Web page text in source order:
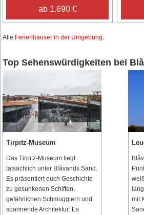
ab 1.690 €
Alle Ferienhäuser in der Umgebung.
Top Sehenswürdigkeiten bei
Tirpitz-Museum
Das Tirpitz-Museum liegt
tatsächlich unter Blåvands Sand.
Es präsentiert euch Geschichte
zu gesunkenen Schiffen,
gefährlichen Schmugglern und
spannende Architektur: Es
mit